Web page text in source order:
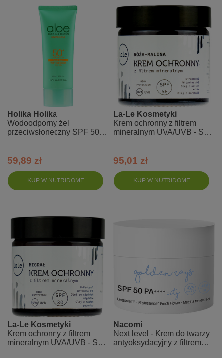
KUP W NUTRIDOME
Holika Holika
Wodoodporny żel
przeciwsłoneczny SPF 50 -
59,89 zł
KUP W NUTRIDOME
La-Le Kosmetyki
Krem ochronny z filtrem
mineralnym UVA/UVB - SPF
95,01 zł
La-Le Kosmetyki
Krem ochronny z filtrem
mineralnym UVA/UVB - SPF
Nacomi
Next level - Krem do twarzy
antyoksydacyjny z filtrem